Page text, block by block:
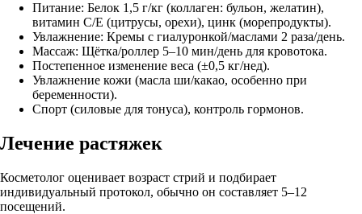
Питание: Белок 1,5 г/кг (коллаген: бульон, желатин),
витамин C/E (цитрусы, орехи), цинк (морепродукты).
Увлажнение: Кремы с гиалуронкой/маслами 2 раза/день.
Массаж: Щётка/роллер 5–10 мин/день для кровотока.
Постепенное изменение веса (±0,5 кг/нед).
Увлажнение кожи (масла ши/какао, особенно при
беременности).
Спорт (силовые для тонуса), контроль гормонов.
Лечение растяжек
Косметолог оценивает возраст стрий и подбирает
индивидуальный протокол, обычно он составляет 5–12
посещений.